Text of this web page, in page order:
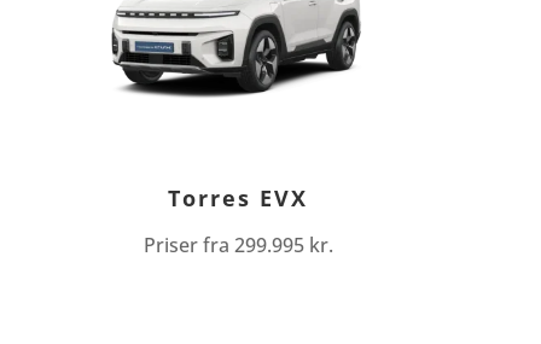
Torres EVX
Priser fra 299.995 kr.